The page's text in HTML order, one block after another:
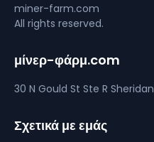
miner-farm.com
All rights reserved.
μίνερ-φάρμ.com
30 N Gould St Ste R Sheridan
Σχετικά με εμάς